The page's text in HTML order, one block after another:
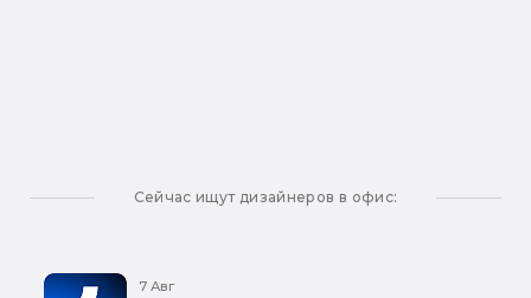
Сейчас ищут дизайнеров в офис:
7 Авг